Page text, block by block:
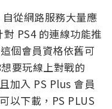
從網路服務大量應
PS4 的連線功能推
個會員資格依舊可
要玩線上對戰的
加入 PS Plus 會員
以下載，PS PLUS